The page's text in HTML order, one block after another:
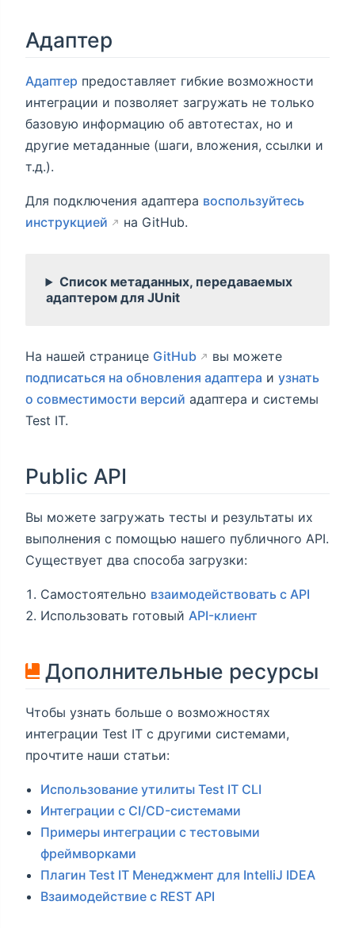
Адаптер
Адаптер предоставляет гибкие возможности
интеграции и позволяет загружать не только
базовую информацию об автотестах, но и
другие метаданные (шаги, вложения, ссылки и
т.д.).
Для подключения адаптера воспользуйтесь
инструкцией
на GitHub.
Список метаданных, передаваемых
адаптером для JUnit
На нашей странице GitHub
вы можете
подписаться на обновления адаптера и узнать
о совместимости версий адаптера и системы
Test IT.
Public API
Вы можете загружать тесты и результаты их
выполнения с помощью нашего публичного API.
Существует два способа загрузки:
Самостоятельно взаимодействовать с API
Использовать готовыйAPI-клиент
Дополнительные ресурсы
Чтобы узнать больше о возможностях
интеграции Test IT с другими системами,
прочтите наши статьи:
Использование утилиты Test IT CLI
Интеграции с CI/CD-системами
Примеры интеграции с тестовыми
фреймворками
Плагин Test IT Менеджмент для IntelliJ IDEA
Взаимодействие с REST API